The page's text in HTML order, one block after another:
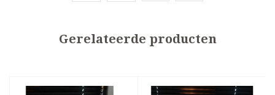
Gerelateerde producten